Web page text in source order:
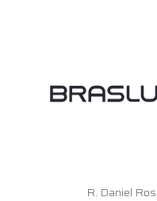
R. Daniel